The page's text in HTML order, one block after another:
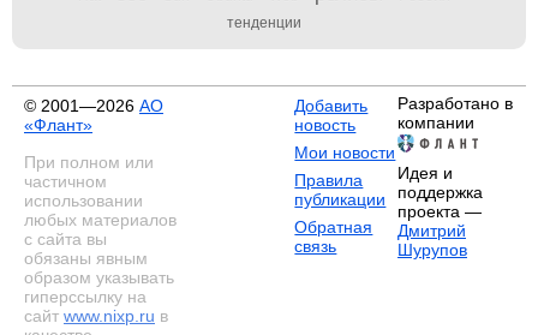
тенденции
© 2001—2026 АО
«Флант»
При полном или
частичном
использовании
любых материалов
с сайта вы
обязаны явным
образом указывать
гиперссылку на
сайт www.nixp.ru в
Добавить
новость
Мои новости
Правила
публикации
Обратная
связь
Разработано в
компании
Идея и
поддержка
проекта —
Дмитрий
Шурупов